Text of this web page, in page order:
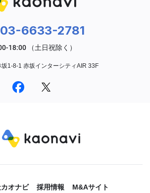
03-6633-2781
1-8-1 赤坂インターシティAIR 33F
オナビ 採用情報 M&Aサイト